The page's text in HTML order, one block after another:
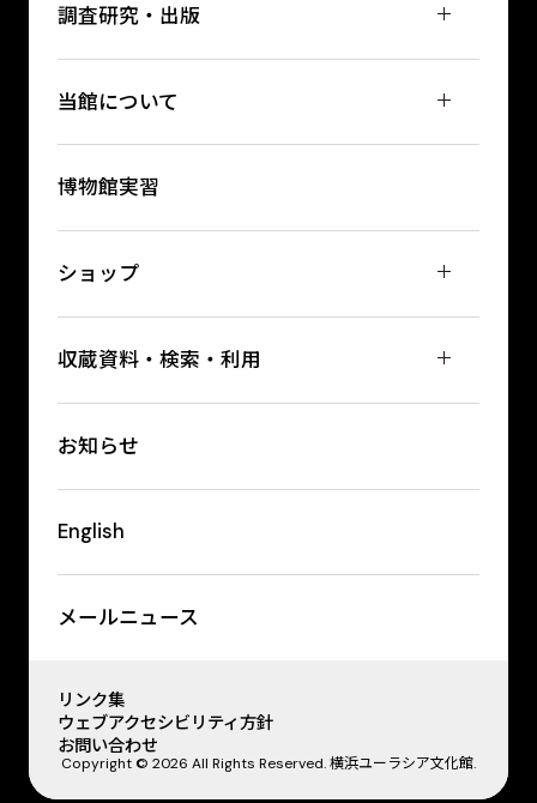
調査研究・出版
当館について
博物館実習
ショップ
収蔵資料・検索・利用
お知らせ
English
メールニュース
リンク集
ウェブアクセシビリティ方針
お問い合わせ
Copyright © 2026 All Rights Reserved. 横浜ユーラシア文化館.